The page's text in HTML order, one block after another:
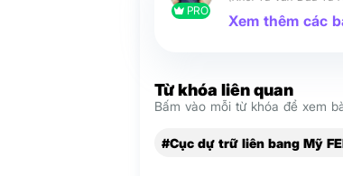
PRO
Xem thêm các
Từ khóa liên quan
Bấm vào mỗi từ khóa để xem
#Cục dự trữ liên bang Mỹ